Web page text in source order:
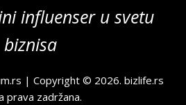
influenser u svetu
biznisa
| Copyright © 2026.bizlife.rs
prava zadržana.